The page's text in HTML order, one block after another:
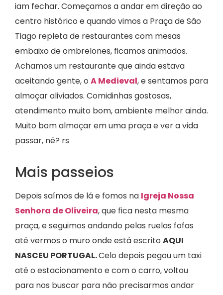
iam fechar. Começamos a andar em direção ao
centro histórico e quando vimos a Praça de São
Tiago repleta de restaurantes com mesas
embaixo de ombrelones, ficamos animados.
Achamos um restaurante que ainda estava
aceitando gente, o A Medieval, e sentamos para
almoçar aliviados. Comidinhas gostosas,
atendimento muito bom, ambiente melhor ainda.
Muito bom almoçar em uma praça e ver a vida
passar, né? rs
Mais passeios
Depois saímos de lá e fomos na Igreja Nossa
Senhora de Oliveira, que fica nesta mesma
praça, e seguimos andando pelas ruelas fofas
até vermos o muro onde está escrito AQUI
NASCEU PORTUGAL.Celo depois pegou um taxi
até o estacionamento e com o carro, voltou
para nos buscar para não precisarmos andar